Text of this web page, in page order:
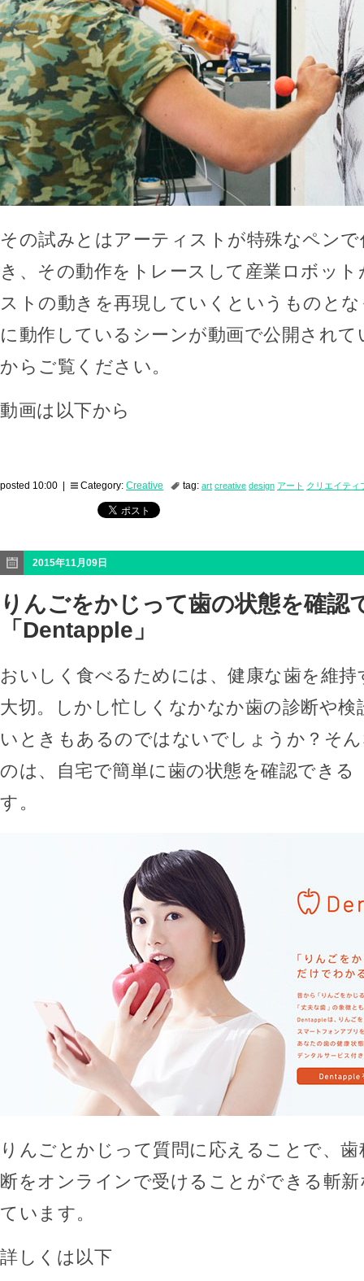
その試みとはアーティストが特殊なペン
き、その動作をトレースして産業ロボッ
ストの動きを再現していくというものと
に動作しているシーンが動画で公開され
からご覧ください。
動画は以下から
posted 10:00 | Category: Creative tag: art creative design アート クリエイティ
2015年11月09日
りんごをかじって歯の状態を確認
「Dentapple」
おいしく食べるためには、健康な歯を維
大切。しかし忙しくなかなか歯の診断や検
いときもあるのではないでしょうか？そ
のは、自宅で簡単に歯の状態を確認できる
す。
りんごとかじって質問に応えることで、
断をオンラインで受けることができる斬
ています。
詳しくは以下